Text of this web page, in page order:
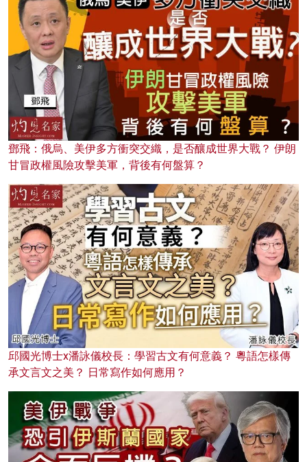
鄧飛：俄烏、美伊多方衝突交織，是否釀成世界大戰？ 伊朗
甘冒政權風險攻擊美軍，背後有何盤算？
邱國光博士x潘詠儀校長：學習古文有何意義？ 粵語怎樣傳
承文言文之美？ 日常寫作如何應用？